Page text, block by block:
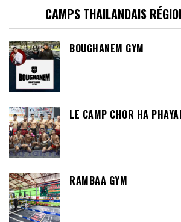
CAMPS THAILANDAIS
BOUGHANEM GYM
LE CAMP CHOR HA
RAMBAA GYM